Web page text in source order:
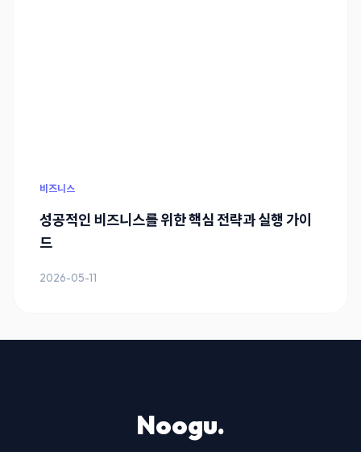
비즈니스
성공적인 비즈니스를 위한 핵심 전략과 실행 가이
드
2026-05-11
Noogu.